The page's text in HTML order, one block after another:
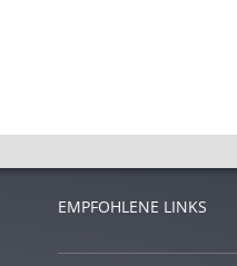
EMPFOHLENE LINKS